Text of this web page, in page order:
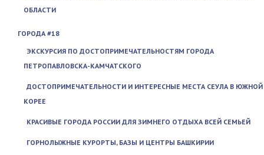
ОБЛАСТИ
ГОРОДА #18
ЭКСКУРСИЯ ПО ДОСТОПРИМЕЧАТЕЛЬНОСТЯМ ГОРОДА
ПЕТРОПАВЛОВСКА-КАМЧАТСКОГО
ДОСТОПРИМЕЧАТЕЛЬНОСТИ И ИНТЕРЕСНЫЕ МЕСТА СЕУЛА В ЮЖНОЙ
КОРЕЕ
КРАСИВЫЕ ГОРОДА РОССИИ ДЛЯ ЗИМНЕГО ОТДЫХА ВСЕЙ СЕМЬЕЙ
ГОРНОЛЫЖНЫЕ КУРОРТЫ, БАЗЫ И ЦЕНТРЫ БАШКИРИИ